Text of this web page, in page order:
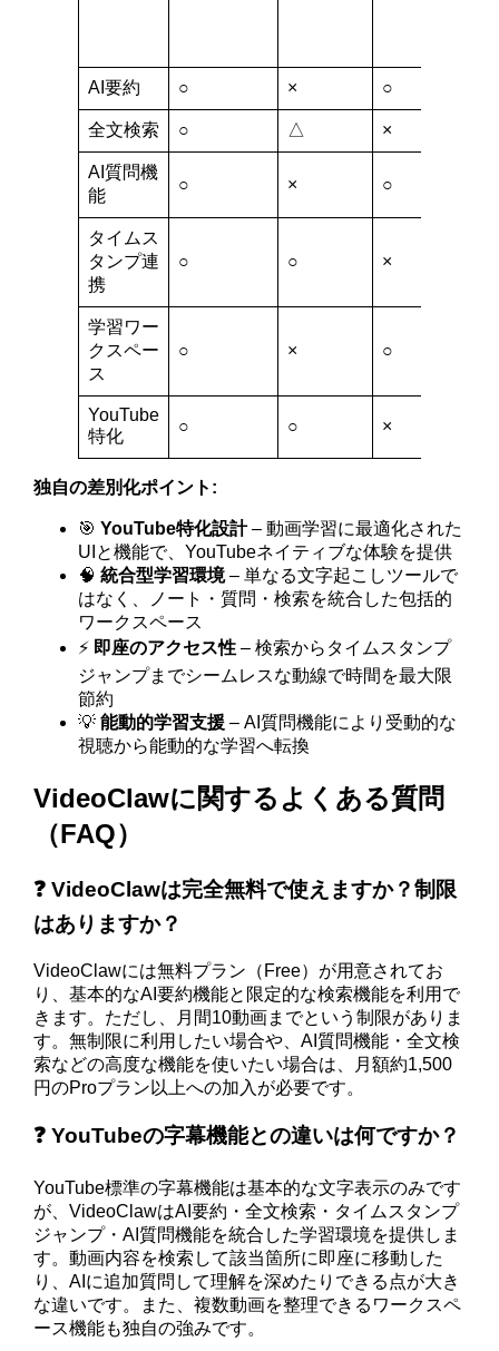
AI要約 ○ × ○
全文検索 ○ △ ×
AI質問機
能
○ × ○
タイムス
タンプ連
携
○ ○ ×
学習ワー
クスペー
ス
○ × ○
YouTube
特化
○ ○ ×
独自の差別化ポイント:
🎯YouTube特化設計– 動画学習に最適化された
UIと機能で、YouTubeネイティブな体験を提供
🧠統合型学習環境– 単なる文字起こしツールで
はなく、ノート・質問・検索を統合した包括的
ワークスペース
⚡ 即座のアクセス性 – 検索からタイムスタンプ
ジャンプまでシームレスな動線で時間を最大限
節約
💡能動的学習支援 – AI質問機能により受動的な
視聴から能動的な学習へ転換
VideoClawに関するよくある質問
（FAQ）
❓ VideoClawは完全無料で使えますか？制限
はありますか？
VideoClawには無料プラン（Free）が用意されてお
り、基本的なAI要約機能と限定的な検索機能を利用で
きます。ただし、月間10動画までという制限がありま
す。無制限に利用したい場合や、AI質問機能・全文検
索などの高度な機能を使いたい場合は、月額約1,500
円のProプラン以上への加入が必要です。
❓ YouTubeの字幕機能との違いは何ですか？
YouTube標準の字幕機能は基本的な文字表示のみです
が、VideoClawはAI要約・全文検索・タイムスタンプ
ジャンプ・AI質問機能を統合した学習環境を提供しま
す。動画内容を検索して該当箇所に即座に移動した
り、AIに追加質問して理解を深めたりできる点が大き
な違いです。また、複数動画を整理できるワークスペ
ース機能も独自の強みです。